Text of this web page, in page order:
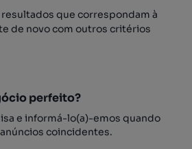
que correspondam à
de novo com outros critérios
perfeito?
e informá-lo(a)-emos quando
coincidentes.